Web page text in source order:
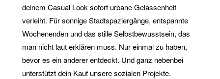
deinem Casual Look sofort urbane Gelassenheit
verleiht. Für sonnige Stadtspaziergänge, entspannte
Wochenenden und das stille Selbstbewusstsein, das
man nicht laut erklären muss. Nur einmal zu haben,
bevor es ein anderer entdeckt. Und ganz nebenbei
unterstützt dein Kauf unsere sozialen Projekte.